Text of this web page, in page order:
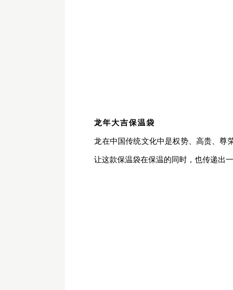
龙年大吉保温袋
龙在中国传统文化中是权势、高贵、尊
让这款保温袋在保温的同时，也传递出